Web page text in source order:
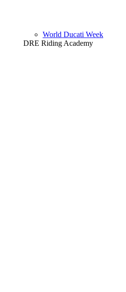
World Ducati Week
DRE Riding Academy